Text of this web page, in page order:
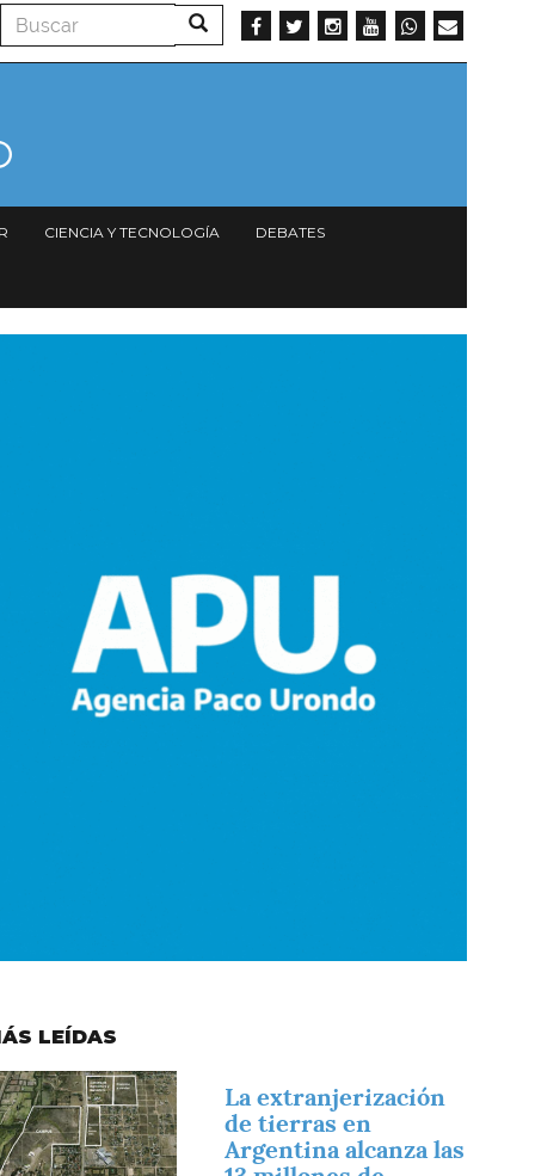
Buscar Buscar
CIENCIA Y TECNOLOGÍA DEBATES
LEÍDAS
La extranjerización
de tierras en
Argentina alcanza las